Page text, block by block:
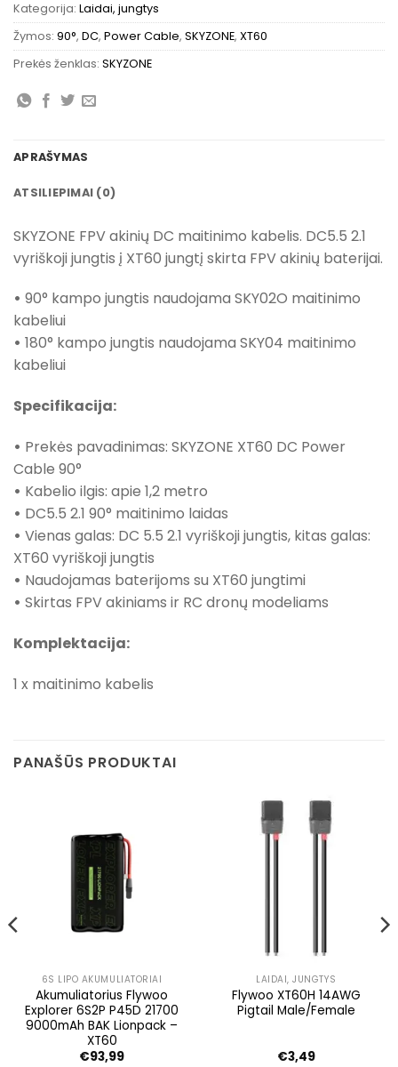
Kategorija: Laidai, jungtys
Žymos: 90°, DC, Power Cable, SKYZONE, XT60
Prekės ženklas: SKYZONE
APRAŠYMAS
ATSILIEPIMAI (0)
SKYZONE FPV akinių DC maitinimo kabelis. DC5.5 2.1
vyriškoji jungtis į XT60 jungtį skirta FPV akinių baterijai.
• 90° kampo jungtis naudojama SKY02O maitinimo
kabeliui
• 180° kampo jungtis naudojama SKY04 maitinimo
kabeliui
Specifikacija:
• Prekės pavadinimas: SKYZONE XT60 DC Power
Cable 90°
• Kabelio ilgis: apie 1,2 metro
• DC5.5 2.1 90° maitinimo laidas
• Vienas galas: DC 5.5 2.1 vyriškoji jungtis, kitas galas:
XT60 vyriškoji jungtis
• Naudojamas baterijoms su XT60 jungtimi
• Skirtas FPV akiniams ir RC dronų modeliams
Komplektacija:
1 x maitinimo kabelis
PANAŠŪS PRODUKTAI
6S LIPO AKUMULIATORIAI
Akumuliatorius Flywoo
Explorer 6S2P P45D 21700
9000mAh BAK Lionpack –
XT60
€93,99
LAIDAI, JUNGTYS
Flywoo XT60H 14AWG
Pigtail Male/Female
€3,49